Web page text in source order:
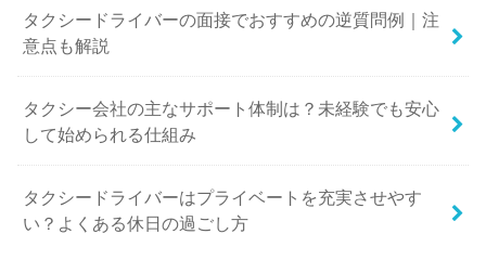
タクシードライバーの面接でおすすめの逆質問例｜注
意点も解説
タクシー会社の主なサポート体制は？未経験でも安心
して始められる仕組み
タクシードライバーはプライベートを充実させやす
い？よくある休日の過ごし方